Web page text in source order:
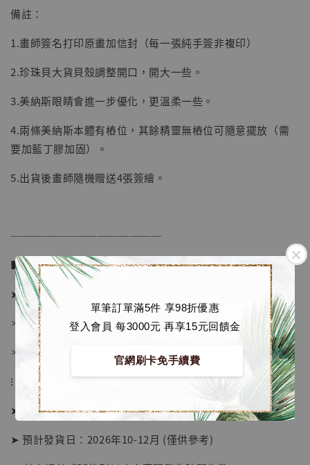
單筆訂單滿5件 享98折優惠
登入會員 每3000元 再享15元回饋金
官網刷卡免手續費
加購優惠【海賊王 布魯克達摩 [7STARS Studio]】
【店內現貨】海賊王 系列蒐藏雕像 布魯克達
摩 [7STARS Studio]
NT$ 1,500
NT$ 1,870
- +
加入購物車
備註：
1.畫師簽名打印原畫加信封（每一張純手簽非複印）
2.珍珠貝大貨貝殼調整開口，開大一些。
3.美納斯眼睛會進一步優化，更溫柔一些。
4.兩條美納斯本體有樁位，其餘精靈無樁位可隨意擺放（需
要加藍丁膠加固）。
5.出貨後畫師隨機贈送4張簽繪。
──────────────
■ 販售資訊 (NT$)：
➤ 價格 7080元 (訂金3580)
＊ 國際運費另計
＊ 刷卡免手續費
⁝
➤ 預購截止日：待工作室通知
➤ 預計發貨日：2026年10-12月 (僅供參考)